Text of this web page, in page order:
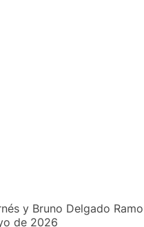
y Bruno Delgado Ramo
de 2026